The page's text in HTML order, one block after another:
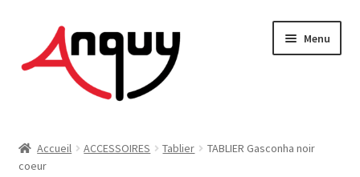
la
contenu
Menu
HOMME
Accueil ACCESSOIRES Tablier
TABLIER Gasconha noir
coeur